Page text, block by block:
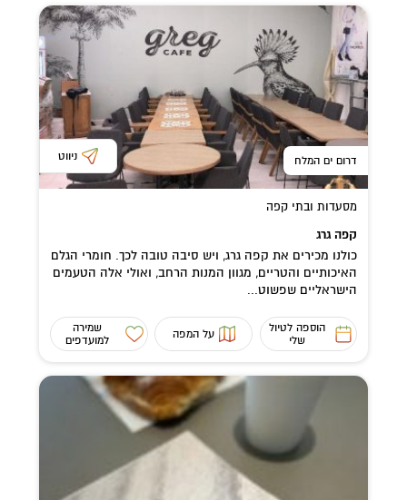
דרום ים המלח ניווט
מסעדות ובתי קפה
קפה גרג
כולנו מכירים את קפה גרג, ויש סיבה טובה לכך. חומרי הגלם
האיכותיים והטריים, מגוון המנות הרחב, ואולי אלה הטעמים
הישראליים שפשוט...
הוספה לטיול
שלי
על המפה
שמירה
למועדפים